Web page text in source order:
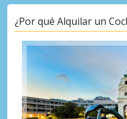
¿Por qué Alquilar un